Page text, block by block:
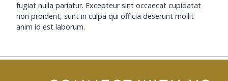
fugiat nulla pariatur. Excepteur sint occaecat cupidatat
non proident, sunt in culpa qui officia deserunt mollit
anim id est laborum.